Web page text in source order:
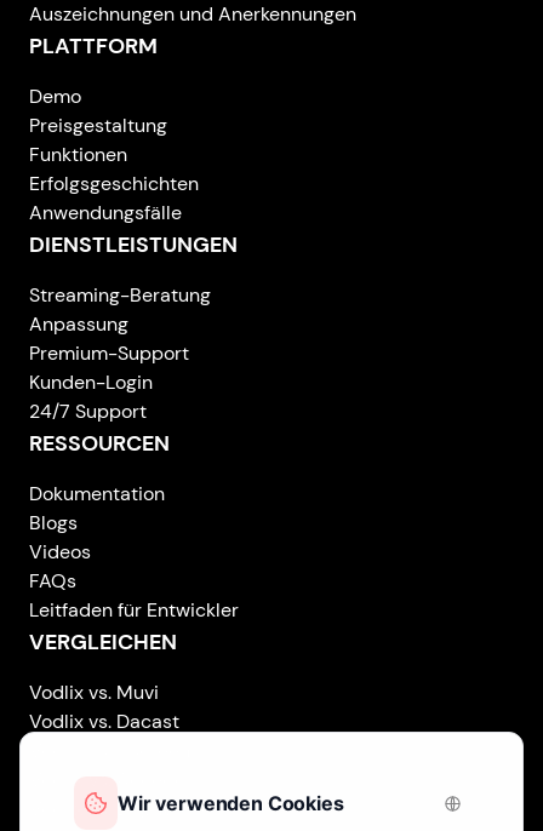
Auszeichnungen und Anerkennungen
PLATTFORM
Demo
Preisgestaltung
Funktionen
Erfolgsgeschichten
Anwendungsfälle
DIENSTLEISTUNGEN
Streaming-Beratung
Anpassung
Premium-Support
Kunden-Login
24/7 Support
RESSOURCEN
Dokumentation
Blogs
Videos
FAQs
Leitfaden für Entwickler
VERGLEICHEN
Vodlix vs. Muvi
Vodlix vs. Dacast
Vodlix vs. Brightcove